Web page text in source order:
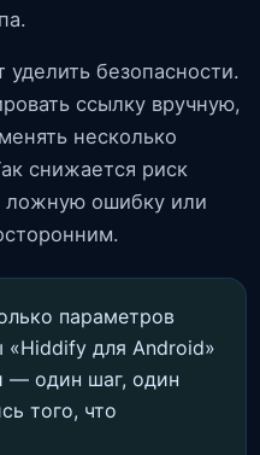
безопасности.
ссылку вручную,
несколько
снижается риск
ложную ошибку или
параметров
для Android»
— один шаг, один
того, что